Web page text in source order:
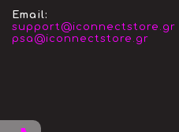
Email:
support@iconnectstore.gr
psa@iconnectstore.gr